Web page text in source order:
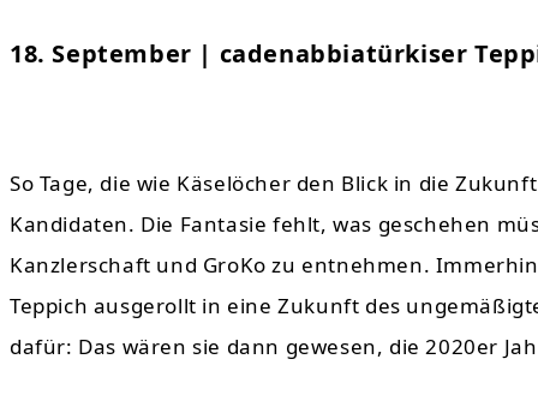
18. September | cadenabbiatürkiser
So Tage, die wie Käselöcher den Blick in die
Kandidaten. Die Fantasie fehlt, was geschehen
Kanzlerschaft und GroKo zu entnehmen.
Teppich ausgerollt in eine Zukunft des
dafür: Das wären sie dann gewesen, die 2020er